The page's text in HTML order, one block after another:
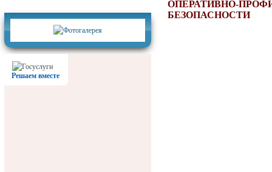
Решаем вместе
ОПЕРАТИВНО-
БЕЗОПАСНОСТИ